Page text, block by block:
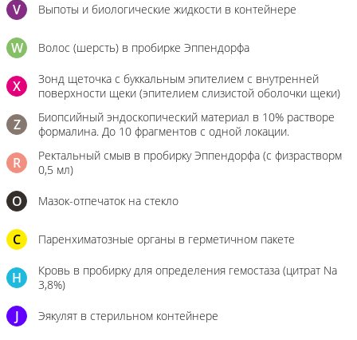
V Выпоты и биологические жидкости в контейнере
W Волос (шерсть) в пробирке Эппендорфа
X
Зонд щеточка с буккальным эпителием с внутренней
поверхности щеки (эпителием слизистой оболочки щеки)
Z
Биопсийный эндоскопический материал в 10% растворе
формалина. До 10 фрагментов с одной локации.
R
Ректальный смыв в пробирку Эппендорфа (с физрастворм
0,5 мл)
О Мазок-отпечаток на стекло
C Паренхиматозные органы в герметичном пакете
H
Кровь в пробирку для определения гемостаза (цитрат Na
3,8%)
J Эякулят в стерильном контейнере